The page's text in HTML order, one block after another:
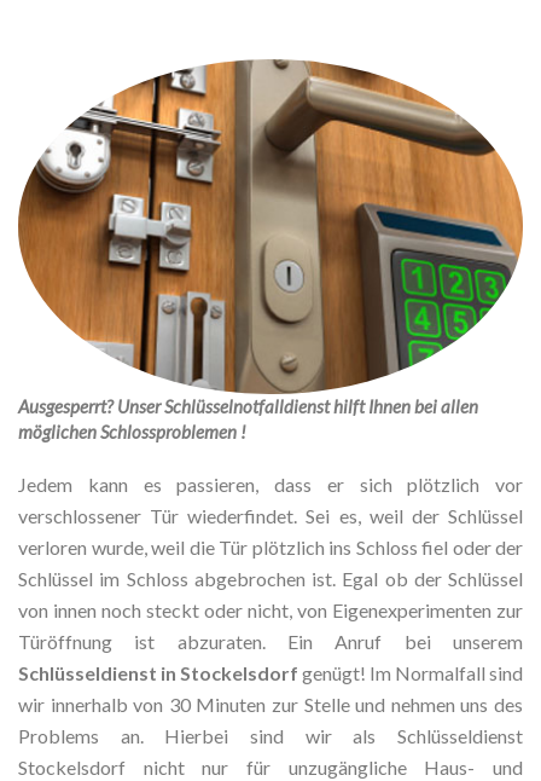
Ausgesperrt? Unser Schlüsselnotfalldienst hilft Ihnen bei allen
möglichen Schlossproblemen !
Jedem kann es passieren, dass er sich plötzlich vor
verschlossener Tür wiederfindet. Sei es, weil der Schlüssel
verloren wurde, weil die Tür plötzlich ins Schloss fiel oder der
Schlüssel im Schloss abgebrochen ist. Egal ob der Schlüssel
von innen noch steckt oder nicht, von Eigenexperimenten zur
Türöffnung ist abzuraten. Ein Anruf bei unserem
Schlüsseldienst in Stockelsdorf genügt! Im Normalfall sind
wir innerhalb von 30 Minuten zur Stelle und nehmen uns des
Problems an. Hierbei sind wir als Schlüsseldienst
Stockelsdorf nicht nur für unzugängliche Haus- und